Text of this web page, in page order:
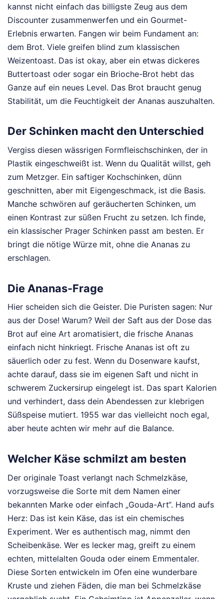
kannst nicht einfach das billigste Zeug aus dem
Discounter zusammenwerfen und ein Gourmet-
Erlebnis erwarten. Fangen wir beim Fundament an:
dem Brot. Viele greifen blind zum klassischen
Weizentoast. Das ist okay, aber ein etwas dickeres
Buttertoast oder sogar ein Brioche-Brot hebt das
Ganze auf ein neues Level. Das Brot braucht genug
Stabilität, um die Feuchtigkeit der Ananas auszuhalten.
Der Schinken macht den Unterschied
Vergiss diesen wässrigen Formfleischschinken, der in
Plastik eingeschweißt ist. Wenn du Qualität willst, geh
zum Metzger. Ein saftiger Kochschinken, dünn
geschnitten, aber mit Eigengeschmack, ist die Basis.
Manche schwören auf geräucherten Schinken, um
einen Kontrast zur süßen Frucht zu setzen. Ich finde,
ein klassischer Prager Schinken passt am besten. Er
bringt die nötige Würze mit, ohne die Ananas zu
erschlagen.
Die Ananas-Frage
Hier scheiden sich die Geister. Die Puristen sagen: Nur
aus der Dose! Warum? Weil der Saft aus der Dose das
Brot auf eine Art aromatisiert, die frische Ananas
einfach nicht hinkriegt. Frische Ananas ist oft zu
säuerlich oder zu fest. Wenn du Dosenware kaufst,
achte darauf, dass sie im eigenen Saft und nicht in
schwerem Zuckersirup eingelegt ist. Das spart Kalorien
und verhindert, dass dein Abendessen zur klebrigen
Süßspeise mutiert. 1955 war das vielleicht noch egal,
aber heute achten wir mehr auf die Balance.
Welcher Käse schmilzt am besten
Der originale Toast verlangt nach Schmelzkäse,
vorzugsweise die Sorte mit dem Namen einer
bekannten Marke oder einfach „Gouda-Art“. Hand aufs
Herz: Das ist kein Käse, das ist ein chemisches
Experiment. Wer es authentisch mag, nimmt den
Scheibenkäse. Wer es lecker mag, greift zu einem
echten, mittelalten Gouda oder einem Emmentaler.
Diese Sorten entwickeln im Ofen eine wunderbare
Kruste und ziehen Fäden, die man bei Schmelzkäse